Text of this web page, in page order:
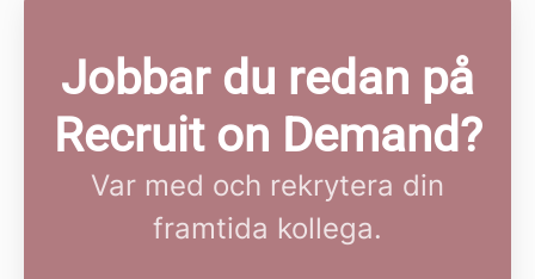
Jobbar du redan på
Recruit on Demand?
Var med och rekrytera din
framtida kollega.